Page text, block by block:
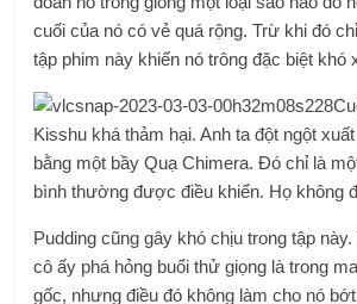
cuối của nó có vẻ quá rộng. Trừ khi đó
tập phim này khiến nó trông đặc biệt khó
Kisshu khá thảm hại. Anh ta đột ngột
bằng một bầy Quạ Chimera. Đó chỉ là
bình thường được điều khiển. Họ không
Pudding cũng gây khó chịu trong tập
cô ấy phá hỏng buổi thử giọng là trong
gốc, nhưng điều đó không làm cho nó